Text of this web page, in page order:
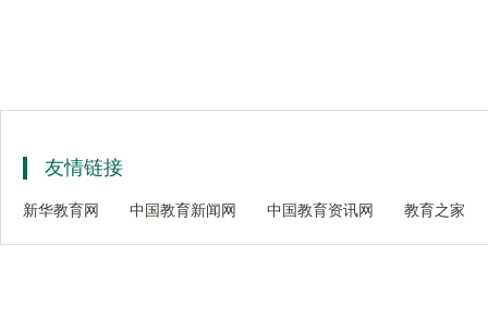
友情链接
新华教育网 中国教育新闻网 中国教育资讯网 教育之家